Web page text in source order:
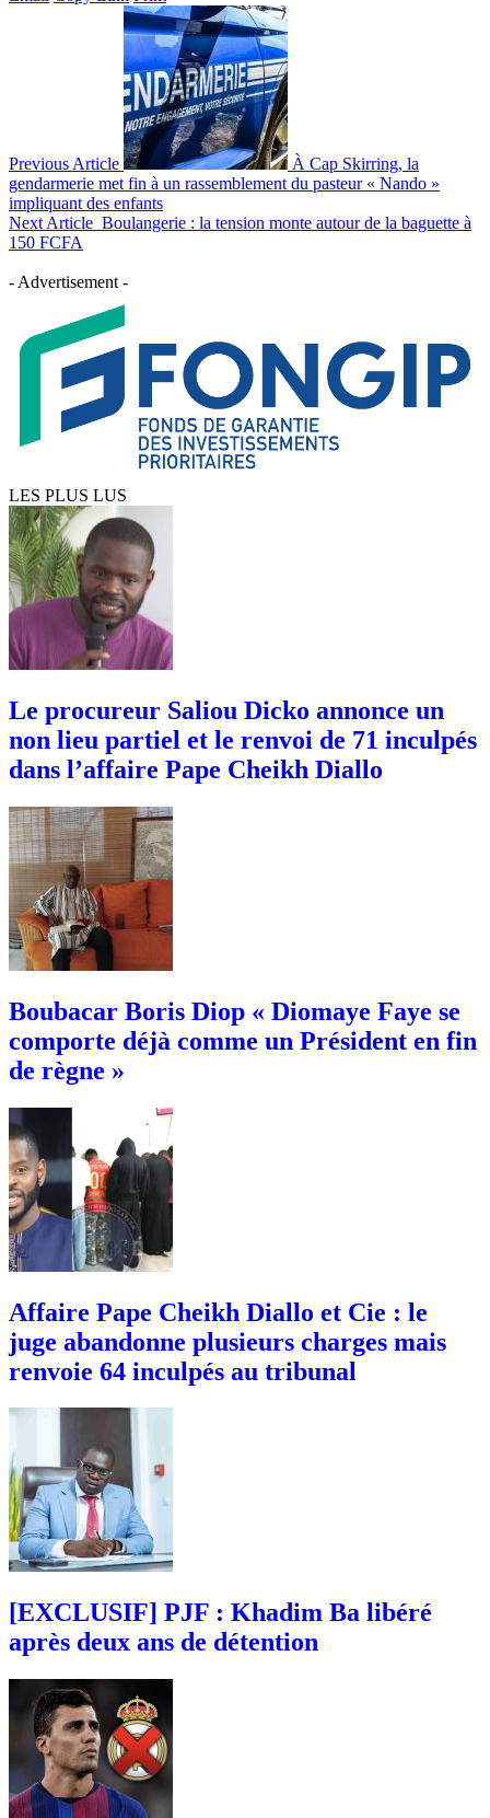
Previous Article
À Cap Skirring, la
gendarmerie met fin à un rassemblement du pasteur « Nando »
impliquant des enfants
Next Article Boulangerie : la tension monte autour de la baguette à
150 FCFA
- Advertisement -
LES PLUS LUS
Le procureur Saliou Dicko annonce un
non lieu partiel et le renvoi de 71 inculpés
dans l’affaire Pape Cheikh Diallo
Boubacar Boris Diop « Diomaye Faye se
comporte déjà comme un Président en fin
de règne »
Affaire Pape Cheikh Diallo et Cie : le
juge abandonne plusieurs charges mais
renvoie 64 inculpés au tribunal
[EXCLUSIF] PJF : Khadim Ba libéré
après deux ans de détention